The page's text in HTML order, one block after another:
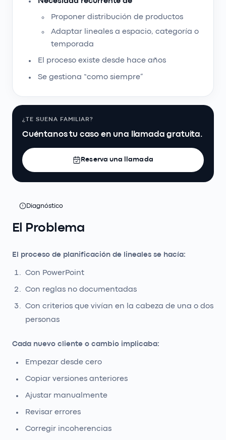
Proponer distribución de productos
Adaptar lineales a espacio, categoría o
temporada
El proceso existe desde hace años
Se gestiona “como siempre”
¿TE SUENA FAMILIAR?
Cuéntanos tu caso en una llamada gratuita.
Reserva una llamada
Diagnóstico
El Problema
El proceso de planificación de lineales se hacía:
Con PowerPoint
Con reglas no documentadas
Con criterios que vivían en la cabeza de una o dos
personas
Cada nuevo cliente o cambio implicaba:
Empezar desde cero
Copiar versiones anteriores
Ajustar manualmente
Revisar errores
Corregir incoherencias